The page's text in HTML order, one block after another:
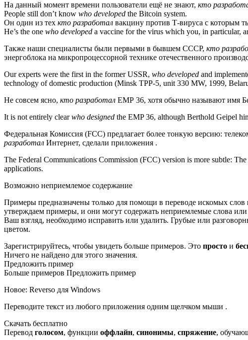
На данный момент времени пользователи ещё не знают, кто
People still don’t know who developed the Bitcoin system.
Он один из тех кто разработал вакцину против Т-вируса с которым
He’s the one who developed a vaccine for the virus which you, in particular,
Также наши специалисты были первыми в бывшем СССР, кто
энергоблока на микропроцессорной технике отечественного
Our experts were the first in the former USSR, who developed and
technology of domestic production (Minsk TPP-5, unit 330 MW, 1999,
Не совсем ясно, кто разработал ЕМР 36, хотя обычно называют имя
It is not entirely clearwho designed the EMP 36, although Berthold Geipel
Федеральная Комиссия (FCC) предлагает более тонкую версию:
разработал Интернет, сделали приложения .
The Federal Communications Commission (FCC) version is more subtle:
applications.
Возможно неприемлемое содержание
Примеры предназначены только для помощи в переводе искомых
утверждаем примеры, и они могут содержать неприемлемые слова
Ваш взгляд, необходимо исправить или удалить. Грубые или
цветом.
Зарегистрируйтесь, чтобы увидеть больше примеров. Это просто и
Ничего не найдено для этого значения.
Предложить пример
Больше примеров Предложить пример
Новое: Reverso для Windows
Переводите текст из любого приложения одним щелчком мыши .
Скачать бесплатно
Перевод голосом, функции оффлайн, синонимы, спряжение,